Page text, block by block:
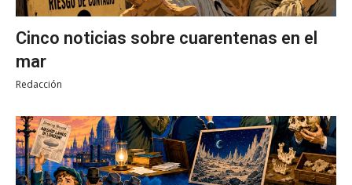
Cinco noticias sobre cuarentenas en el
mar
Redacción